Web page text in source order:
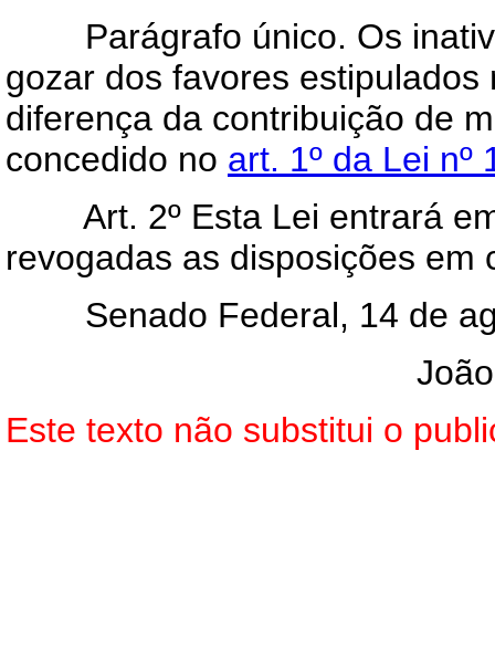
Parágrafo único. Os
gozar dos favores
diferença da contribuição de
concedido no art. 1º da Lei
Art. 2º Esta Lei entrará
revogadas as disposições em
Senado Federal, 14 de
Este texto não substitui o